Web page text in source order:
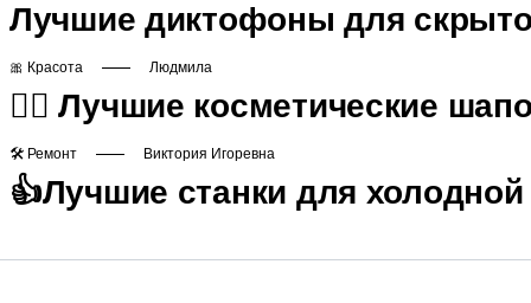
Лучшие диктофоны для
🎀 Красота Людмила
🙆‍♀️ Лучшие косметические
🛠️ Ремонт Виктория Игоревна
👍Лучшие станки для холодной